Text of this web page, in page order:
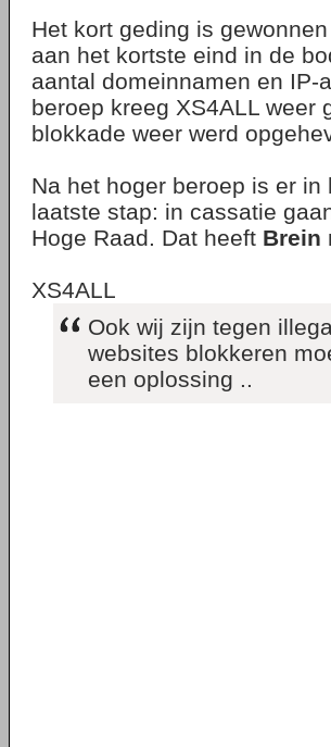
Het kort geding is
aan het kortste eind in de
aantal domeinnamen en
beroep kreeg XS4ALL weer
blokkade weer werd
Na het hoger beroep is er
laatste stap: in cassatie
Hoge Raad. Dat heeft Brein
XS4ALL
Ook wij zijn tegen
websites blokkeren
een oplossing ..